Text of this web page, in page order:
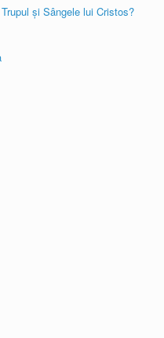
și Sângele lui Cristos?